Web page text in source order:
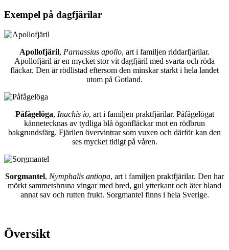
Exempel på dagfjärilar
Apollofjäril, Parnassius apollo, art i familjen riddarfjärilar.
Apollofjäril är en mycket stor vit dagfjäril med svarta och röda
fläckar. Den är rödlistad eftersom den minskar starkt i hela landet
utom på Gotland.
Påfågelöga, Inachis io, art i familjen praktfjärilar. Påfågelögat
kännetecknas av tydliga blå ögonfläckar mot en rödbrun
bakgrundsfärg. Fjärilen övervintrar som vuxen och därför kan den
ses mycket tidigt på våren.
Sorgmantel, Nymphalis antiopa, art i familjen praktfjärilar. Den har
mörkt sammetsbruna vingar med bred, gul ytterkant och äter bland
annat sav och rutten frukt. Sorgmantel finns i hela Sverige.
Översikt